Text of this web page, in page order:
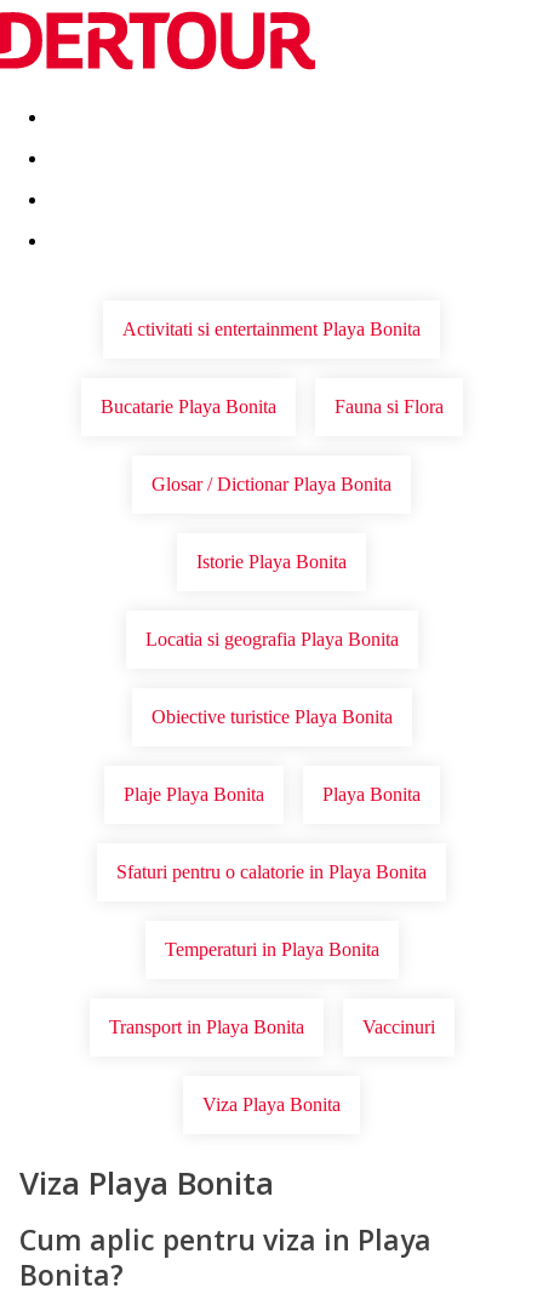
Destinatii Vacanta perfecta OFERTE DE NERATAT
Activitati si entertainment Playa Bonita
Bucatarie Playa Bonita Fauna si Flora
Glosar / Dictionar Playa Bonita
Istorie Playa Bonita
Locatia si geografia Playa Bonita
Obiective turistice Playa Bonita
Plaje Playa Bonita Playa Bonita
Sfaturi pentru o calatorie in Playa Bonita
Temperaturi in Playa Bonita
Transport in Playa Bonita Vaccinuri
Viza Playa Bonita
Viza Playa Bonita
Cum aplic pentru viza in Playa
Bonita?